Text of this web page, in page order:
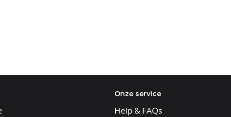
45 x 160 mm
Onze service
Help & FAQs